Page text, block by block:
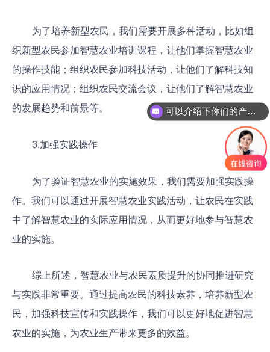
为了培养新型农民，我们需要开展多种活动，比如组
织新型农民参加智慧农业培训课程，让他们掌握智慧农业
的操作技能；组织农民参加科技活动，让他们了解科技知
识的应用情况；组织农民交流会议，让他们了解智慧农业
的发展趋势和前景等。
3.加强实践操作
为了验证智慧农业的实施效果，我们需要加强实践操
作。我们可以通过开展智慧农业实践活动，让农民在实践
中了解智慧农业的实际应用情况，从而更好地参与智慧农
业的实施。
综上所述，智慧农业与农民素质提升的协同推进研究
与实践非常重要。通过提高农民的科技素养，培养新型农
民，加强科技宣传和实践操作，我们可以更好地促进智慧
农业的实施，为农业生产带来更多的效益。
可以介绍下你们的产品么